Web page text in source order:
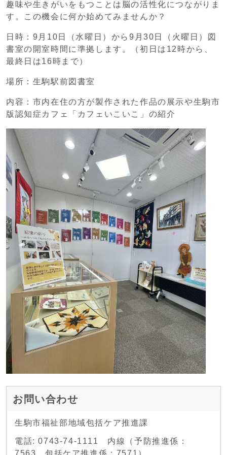
趣味や生きがいをもつことは脳の活性化につながりま
す。この機会に何か始めてみませんか？
日時：9月10日（水曜日）から9月30日（火曜日）図
書室の開室時間に準拠します。（初日は12時から、
最終日は16時まで）
場所：生駒駅前図書室
内容：市内在住の方が製作された作品の展示や生駒市
版認知症カフェ「カフェいこいこ」の紹介
お問い合わせ
生駒市福祉部地域包括ケア推進課
電話: 0743-74-1111 内線（予防推進係：